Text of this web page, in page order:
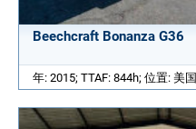
Beechcraft Bonanza G36
年: 2015; TTAF: 844h; 位置: 美国